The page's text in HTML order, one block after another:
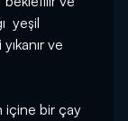
yeşil
ve
içine bir çay